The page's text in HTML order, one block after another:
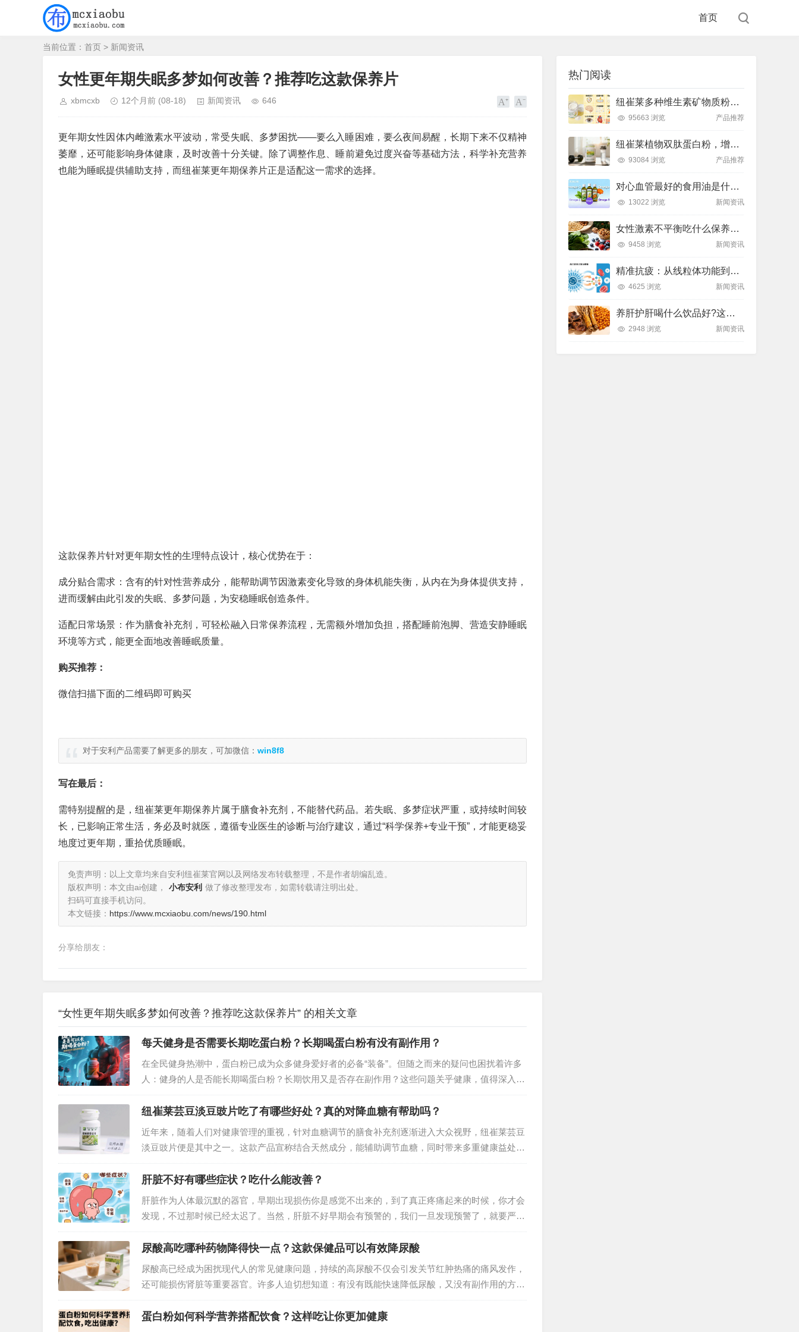
首页
当前位置： 首页 > 新闻资讯
女性更年期失眠多梦如何改善？推荐吃这款保养片
xbmcxb 12个月前 (08-18) 新闻资讯 646
更年期女性因体内雌激素水平波动，常受失眠、多梦困扰——要么入睡困难，要么夜间易醒，长期下来不仅精神
萎靡，还可能影响身体健康，及时改善十分关键。除了调整作息、睡前避免过度兴奋等基础方法，科学补充营养
也能为睡眠提供辅助支持，而纽崔莱更年期保养片正是适配这一需求的选择。
这款保养片针对更年期女性的生理特点设计，核心优势在于：
成分贴合需求：含有的针对性营养成分，能帮助调节因激素变化导致的身体机能失衡，从内在为身体提供支持，
进而缓解由此引发的失眠、多梦问题，为安稳睡眠创造条件。
适配日常场景：作为膳食补充剂，可轻松融入日常保养流程，无需额外增加负担，搭配睡前泡脚、营造安静睡眠
环境等方式，能更全面地改善睡眠质量。
购买推荐：
微信扫描下面的二维码即可购买
对于安利产品需要了解更多的朋友，可加微信： win8f8
写在最后：
需特别提醒的是，纽崔莱更年期保养片属于膳食补充剂，不能替代药品。若失眠、多梦症状严重，或持续时间较
长，已影响正常生活，务必及时就医，遵循专业医生的诊断与治疗建议，通过“科学保养+专业干预”，才能更稳妥
地度过更年期，重拾优质睡眠。
免责声明：以上文章均来自安利纽崔莱官网以及网络发布转载整理，不是作者胡编乱造。
版权声明：本文由ai创建，
小布安利 做了修改整理发布，如需转载请注明出处。
扫码可直接手机访问。
本文链接： https://www.mcxiaobu.com/news/190.html
分享给朋友：
“女性更年期失眠多梦如何改善？推荐吃这款保养片” 的相关文章
每天健身是否需要长期吃蛋白粉？长期喝蛋白粉有没有副作用？
在全民健身热潮中，蛋白粉已成为众多健身爱好者的必备“装备”。但随之而来的疑问也困扰着许多
人：健身的人是否能长期喝蛋白粉？长期饮用又是否存在副作用？这些问题关乎健康，值得深入探
讨。…
纽崔莱芸豆淡豆豉片吃了有哪些好处？真的对降血糖有帮助吗？
近年来，随着人们对健康管理的重视，针对血糖调节的膳食补充剂逐渐进入大众视野，纽崔莱芸豆
淡豆豉片便是其中之一。这款产品宣称结合天然成分，能辅助调节血糖，同时带来多重健康益处。
它的实际效果究竟如何？我们从成分、原理及科学依据出发，详细分析如下：…
肝脏不好有哪些症状？吃什么能改善？
肝脏作为人体最沉默的器官，早期出现损伤你是感觉不出来的，到了真正疼痛起来的时候，你才会
发现，不过那时候已经太迟了。当然，肝脏不好早期会有预警的，我们一旦发现预警了，就要严格
注意了。下面给大家分享下肝脏不好的症状和吃什么能改善。…
尿酸高吃哪种药物降得快一点？这款保健品可以有效降尿酸
尿酸高已经成为困扰现代人的常见健康问题，持续的高尿酸不仅会引发关节红肿热痛的痛风发作，
还可能损伤肾脏等重要器官。许多人迫切想知道：有没有既能快速降低尿酸，又没有副作用的方
法？传统降尿酸药物虽能快速见效，但别嘌醇可能引发皮疹、肝功能异常，苯溴马隆则存在诱发肾
结石风险，让不少人望而却步。在这样的健康需求…
蛋白粉如何科学营养搭配饮食？这样吃让你更加健康
热门阅读
纽崔莱多种维生素矿物质粉，小金粉守护全天健康活力
95663 浏览 产品推荐
纽崔莱植物双肽蛋白粉，增肌补充蛋白质好帮手
93084 浏览 产品推荐
对心血管最好的食用油是什么油？推荐吃这款安利油品
13022 浏览 新闻资讯
女性激素不平衡吃什么保养片可以调节？推荐吃这款纽崔莱保养片
9458 浏览 新闻资讯
精准抗疲：从线粒体功能到造血机制，热门营养方案全解析
4625 浏览 新闻资讯
养肝护肝喝什么饮品好?这款纽崔莱饮品别错过
2948 浏览 新闻资讯